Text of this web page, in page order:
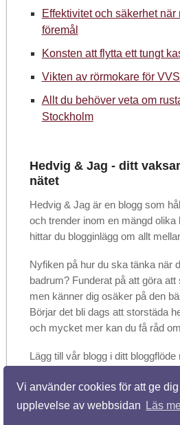
Vi använder cookies för att ge
upplevelse av webbsidan
Läs
Effektivitet och säkerhet när
föremål
Konsten att flytta ett tungt
Vikten av rörmokare för
Allt du behöver veta om
Stockholm
Hedvig & Jag - ditt
nätet
Hedvig & Jag är en blogg som
och trender inom en mängd olika
hittar du blogginlägg om allt
Nyfiken på hur du ska tänka när
badrum? Funderat på att göra
men känner dig osäker på den
Börjar det bli dags att storstäda
och mycket mer kan du få råd
Lägg till vår blogg i ditt
gärna artiklarna med vänner och
hittar något som du tycker är